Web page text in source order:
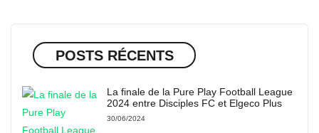
POSTS RÉCENTS
La finale de la Pure Play Football League
2024 entre Disciples FC et Elgeco Plus
30/06/2024